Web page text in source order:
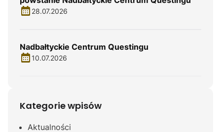
28.07.2026
Nadbałtyckie Centrum Questingu
10.07.2026
Kategorie wpisów
Aktualności